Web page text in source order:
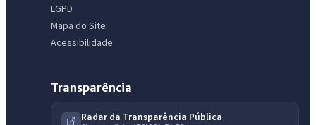
LGPD
Mapa do Site
Acessibilidade
Transparência
Radar da Transparência Pública
Olá. Pergunte sobre serviços, notícias, legislação, Diário Oficial,
licitações, estrutura ou transparência do município.